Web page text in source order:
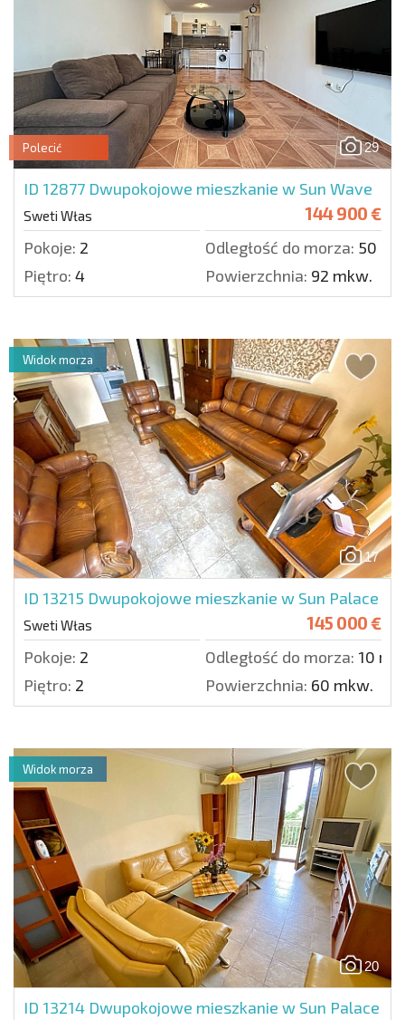
29
Polecić
ID 12877 Dwupokojowe mieszkanie w Sun Wave
Sweti Włas 144 900 €
Pokoje: 2 Odległość do morza: 50 m.
Piętro: 4 Powierzchnia: 92 mkw.
17
ID 13215 Dwupokojowe mieszkanie w Sun Palace
Sweti Włas 145 000 €
Pokoje: 2 Odległość do morza: 10 m.
Piętro: 2 Powierzchnia: 60 mkw.
Widok morza
20
ID 13214 Dwupokojowe mieszkanie w Sun Palace
Widok morza